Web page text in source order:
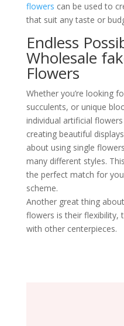
flowers can be used to
that suit any taste or
Endless
Wholesale
Flowers
Whether you’re looking
succulents, or unique
individual artificial
creating beautiful
about using single
many different styles.
the perfect match for
scheme.
Another great thing
flowers is their flexibility,
with other centerpieces.